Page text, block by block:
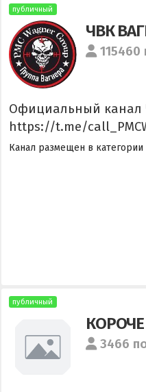
публичный
ЧВК
115460
Официальный канал
https://t.me/
Канал размещен в категории
публичный
3466